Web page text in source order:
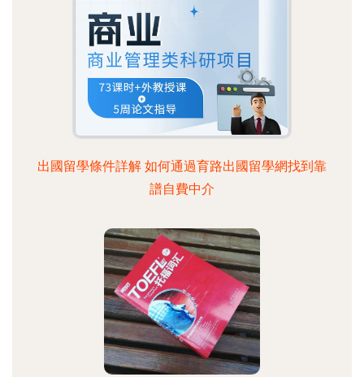
出國留學條件詳解 如何通過育路出國留學網找到靠
譜自費中介